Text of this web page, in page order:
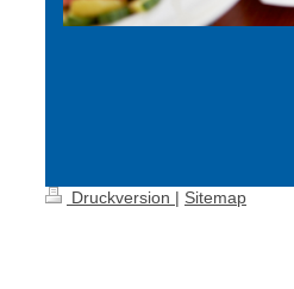
Druckversion | Sitemap